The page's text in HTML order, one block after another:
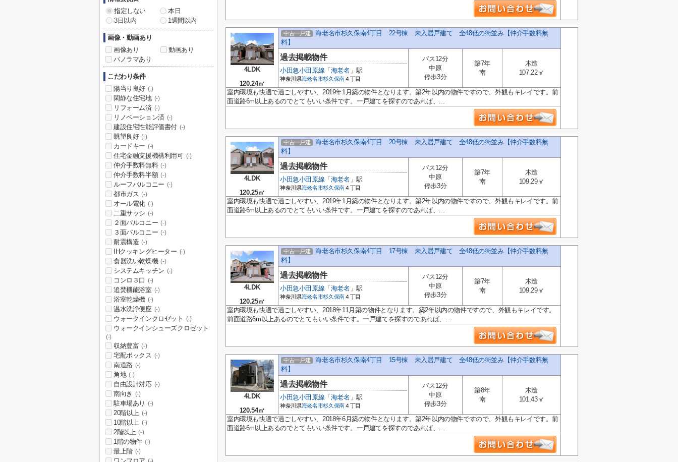
4LDK
120.24㎡
中古一戸建
海老名市杉久保南4丁目 22号棟 未入居戸建て 全48低の街並み【仲介手数料無
料】
過去掲載物件
小田急小田原線 「 海老名 」駅
神奈川県海老名市杉久保南４丁目
バス12分
中原
停歩3分
築7年
南
木造
107.22㎡
室内環境も快適で過ごしやすい、2019年1月築の物件となります。築2年以内の物件ですので、外観もキレイです。前
面道路6m以上あるのでとてもいい条件です。一戸建てを探すのであれば、...
4LDK
120.25㎡
中古一戸建
海老名市杉久保南4丁目 20号棟 未入居戸建て 全48低の街並み【仲介手数料無
料】
過去掲載物件
小田急小田原線 「 海老名 」駅
神奈川県海老名市杉久保南４丁目
バス12分
中原
停歩3分
築7年
南
木造
109.29㎡
室内環境も快適で過ごしやすい、2019年1月築の物件となります。築2年以内の物件ですので、外観もキレイです。前
面道路6m以上あるのでとてもいい条件です。一戸建てを探すのであれば、...
4LDK
120.25㎡
中古一戸建
海老名市杉久保南4丁目 17号棟 未入居戸建て 全48低の街並み【仲介手数料無
料】
過去掲載物件
小田急小田原線 「 海老名 」駅
神奈川県海老名市杉久保南４丁目
バス12分
中原
停歩3分
築7年
南
木造
109.29㎡
室内環境も快適で過ごしやすい、2018年11月築の物件となります。築2年以内の物件ですので、外観もキレイです。
前面道路6m以上あるのでとてもいい条件です。一戸建てを探すのであれば、...
4LDK
120.54㎡
中古一戸建
海老名市杉久保南4丁目 15号棟 未入居戸建て 全48低の街並み【仲介手数料無
料】
過去掲載物件
小田急小田原線 「 海老名 」駅
神奈川県海老名市杉久保南４丁目
バス12分
中原
停歩3分
築8年
南
木造
101.43㎡
室内環境も快適で過ごしやすい、2018年6月築の物件となります。築2年以内の物件ですので、外観もキレイです。前
面道路6m以上あるのでとてもいい条件です。一戸建てを探すのであれば、...
指定しない
本日
3日以内
1週間以内
画像・動画あり
画像あり
動画あり
パノラマあり
こだわり条件
陽当り良好 (-)
閑静な住宅地 (-)
リフォーム済 (-)
リノベーション済 (-)
建設住宅性能評価書付 (-)
眺望良好 (-)
カードキー (-)
住宅金融支援機構利用可 (-)
仲介手数料無料 (-)
仲介手数料半額 (-)
ルーフバルコニー (-)
都市ガス (-)
オール電化 (-)
二重サッシ (-)
２面バルコニー (-)
３面バルコニー (-)
耐震構造 (-)
IHクッキングヒーター (-)
食器洗い乾燥機 (-)
システムキッチン (-)
コンロ３口 (-)
追焚機能浴室 (-)
浴室乾燥機 (-)
温水洗浄便座 (-)
ウォークインクロゼット (-)
ウォークインシューズクロゼット
(-)
収納豊富 (-)
宅配ボックス (-)
南道路 (-)
角地 (-)
自由設計対応 (-)
南向き (-)
駐車場あり (-)
20階以上 (-)
10階以上 (-)
2階以上 (-)
1階の物件 (-)
最上階 (-)